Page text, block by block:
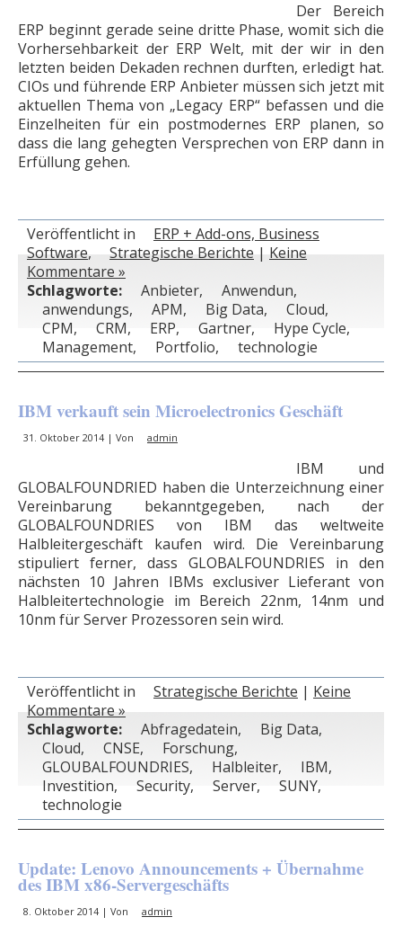
Der Bereich
ERP beginnt gerade seine dritte Phase, womit sich die
Vorhersehbarkeit der ERP Welt, mit der wir in den
letzten beiden Dekaden rechnen durften, erledigt hat.
CIOs und führende ERP Anbieter müssen sich jetzt mit
aktuellen Thema von „Legacy ERP“ befassen und die
Einzelheiten für ein postmodernes ERP planen, so
dass die lang gehegten Versprechen von ERP dann in
Erfüllung gehen.
Veröffentlicht in
ERP + Add-ons, Business
Software, Strategische Berichte | Keine
Kommentare »
Schlagworte:
Anbieter, Anwendun,
anwendungs, APM, Big Data, Cloud,
CPM, CRM, ERP, Gartner, Hype Cycle,
Management, Portfolio, technologie
IBM verkauft sein Microelectronics Geschäft
31. Oktober 2014 | Von admin
IBM und
GLOBALFOUNDRIED haben die Unterzeichnung einer
Vereinbarung bekanntgegeben, nach der
GLOBALFOUNDRIES von IBM das weltweite
Halbleitergeschäft kaufen wird. Die Vereinbarung
stipuliert ferner, dass GLOBALFOUNDRIES in den
nächsten 10 Jahren IBMs exclusiver Lieferant von
Halbleitertechnologie im Bereich 22nm, 14nm und
10nm für Server Prozessoren sein wird.
Veröffentlicht in Strategische Berichte | Keine
Kommentare »
Schlagworte:
Abfragedatein, Big Data,
Cloud, CNSE, Forschung,
GLOUBALFOUNDRIES, Halbleiter, IBM,
Investition, Security, Server, SUNY,
technologie
Update: Lenovo Announcements + Übernahme
des IBM x86-Servergeschäfts
8. Oktober 2014 | Von admin